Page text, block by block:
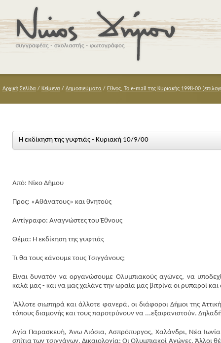
Αρχική Σελίδα / Κείμενα / Δημοσιεύματα / Εθνος, Το e-mail της Κυριακής 1998-00
Η εκδίκηση της γυφτιάς - Κυριακή 10/9/00
Από: Νίκο Δήμου
Προς: «Αθάνατους» και θνητούς
Αντίγραφο: Αναγνώστες του Έθνους
Θέμα: Η εκδίκηση της γυφτιάς
Τι θα τους κάνουμε τους Τσιγγάνους;
Είναι δυνατόν να οργανώσουμε Ολυμπιακούς αγώνες, να
καλά μας - και να μας χαλάνε την ωραία μας βιτρίνα οι ρυπαροί και
'Αλλοτε σιωπηρά και άλλοτε φανερά, οι διάφοροι Δήμοι της
τόπους διαμονής και τους παροτρύνουν να ...εξαφανιστούν.
Αγία Παρασκευή, Άνω Λιόσια, Ασπρόπυργος, Χαλάνδρι, Νέα Ιωνία
σπίτια των τσιγγάνων. Δικαιολογία; Οι Ολυμπιακοί Αγώνες. Άλλοι